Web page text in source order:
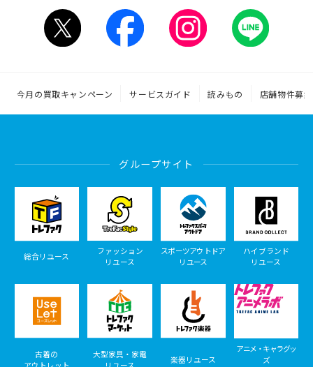
今月の買取キャンペーン サービスガイド 読みもの 店舗物件募集
グループサイト
総合リユース
ファッション
リユース
スポーツアウトドア
リユース
ハイブランド
リユース
古着の
大型家具・家電
楽器リユース
アニメ・キャラグッ
ズ